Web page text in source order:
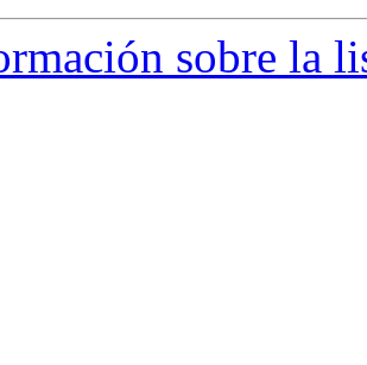
sobre la